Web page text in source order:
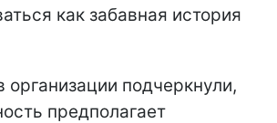
как забавная история
организации подчеркнули,
предполагает